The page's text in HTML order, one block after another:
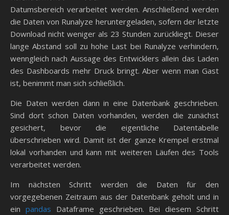
Datumsbereich verarbeitet werden. Anschließend werden
die Daten von Runalyze heruntergeladen, sofern der letzte
Download nicht weniger als 23 Stunden zurückliegt. Dieser
lange Abstand soll zu hohe Last bei Runalyze verhindern,
wenngleich nach Aussage des Entwicklers allein das Laden
des Dashboards mehr Druck bringt. Aber wenn man Gast
ist, benimmt man sich schließlich.
Die Daten werden dann in eine Datenbank geschrieben.
Sind dort schon Daten vorhanden, werden die zunächst
gesichert, bevor die eigentliche Datentabelle
überschrieben wird. Damit ist der ganze Krempel erstmal
lokal vorhanden und kann mit weiteren Läufen des Tools
verarbeitet werden.
Im nächsten Schritt werden die Daten für den
vorgegebenen Zeitraum aus der Datenbank geholt und in
ein pandas Dataframe geschrieben. Bei diesem Schritt